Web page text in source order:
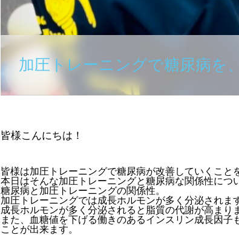
加圧トレーニングで糖尿病を、
皆様こんにちは！
皆様は加圧トレーニングで糖尿病が改善していくこと
本日はそんな加圧トレーニングと糖尿病な関係性につ
糖尿病と加圧トレーニングの関係性。
加圧トレーニングでは成長ホルモンが多く分泌されま
成長ホルモンが多く分泌されると脂質の代謝が高まり
また、血糖値を下げる働きのあるインスリン成長因
ことが出来ます。